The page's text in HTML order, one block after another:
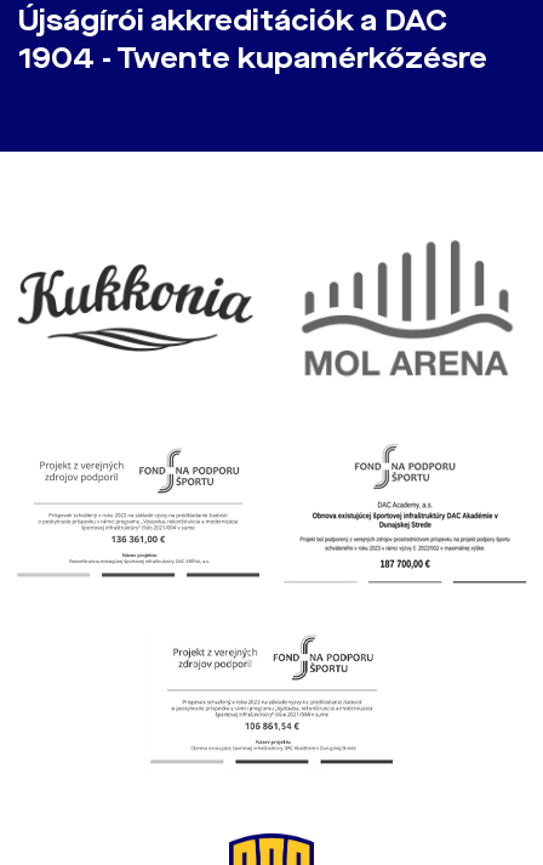
Újságírói akkreditációk a DAC
1904 - Twente kupamérkőzésre